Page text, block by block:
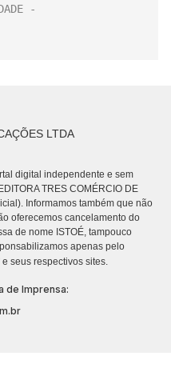
LTDA
digital independente e sem
TRES COMÉRCIO DE
Informamos também que não
oferecemos cancelamento do
de nome ISTOÉ, tampouco
apenas pelo
e seus respectivos sites.
de Imprensa: